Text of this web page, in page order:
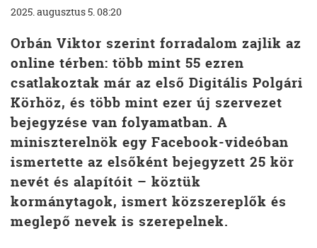
2025. augusztus 5. 08:20
Orbán Viktor szerint forradalom zajlik az
online térben: több mint 55 ezren
csatlakoztak már az első Digitális Polgári
Körhöz, és több mint ezer új szervezet
bejegyzése van folyamatban. A
miniszterelnök egy Facebook-videóban
ismertette az elsőként bejegyzett 25 kör
nevét és alapítóit – köztük
kormánytagok, ismert közszereplők és
meglepő nevek is szerepelnek.